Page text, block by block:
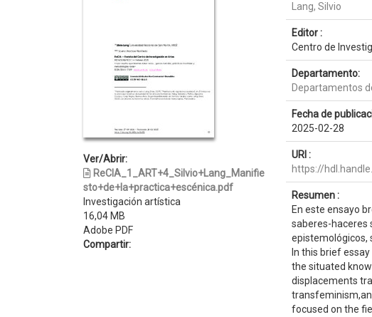
Ver/Abrir:
ReCIA_1_ART+4_Silvio+Lang_Manifie
sto+de+la+practica+escénica.pdf
Investigación artística
16,04 MB
Adobe PDF
Compartir:
Lang, Silvio
Editor :
Centro de
Departamento:
Departamentos
Fecha de
2025-02-28
URI :
https://
Resumen :
En este ensayo
saberes-haceres
epistemológicos,
In this brief
the situated
displacements
focused on the